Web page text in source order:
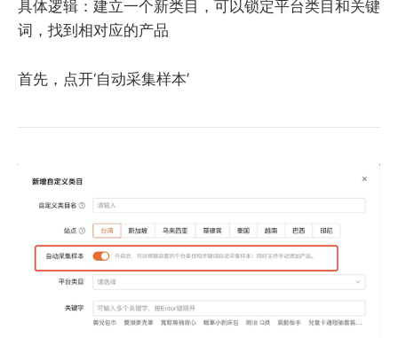
具体逻辑：建立一个新类目，可以锁定平台类目和关键
词，找到相对应的产品
首先，点开‘自动采集样本’